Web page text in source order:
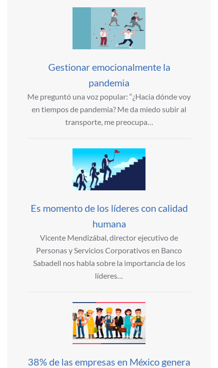
Gestionar emocionalmente la
pandemia
Me preguntó una voz popular: “¿Hacia dónde voy
en tiempos de pandemia? Me da miedo subir al
transporte, me preocupa…
Es momento de los líderes con calidad
humana
Vicente Mendizábal, director ejecutivo de
Personas y Servicios Corporativos en Banco
Sabadell nos habla sobre la importancia de los
líderes…
38% de las empresas en México genera